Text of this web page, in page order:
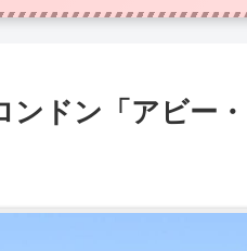
ンドン「アビー